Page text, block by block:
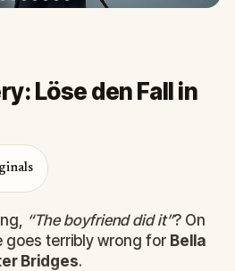
Löse den Fall in
“The boyfriend did it”? On
goes terribly wrong for Bella
Bridges.